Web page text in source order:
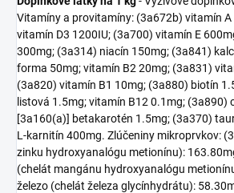
Vitamíny a provitamíny: (3a672b) vitamín A
vitamín D3 1200IU; (3a700) vitamín E
300mg; (3a314) niacín 150mg; (3a841)
forma 50mg; vitamín B2 20mg; (3a831)
(3a820) vitamín B1 10mg; (3a880) biotín
listová 1.5mg; vitamín B12 0.1mg; (3a890)
[3a160(a)] betakarotén 1.5mg; (3a370)
L-karnitín 400mg. Zlúčeniny mikroprvkov:
zinku hydroxyanalógu metionínu):
(chelát mangánu hydroxyanalógu
železo (chelát železa glycínhydrátu):